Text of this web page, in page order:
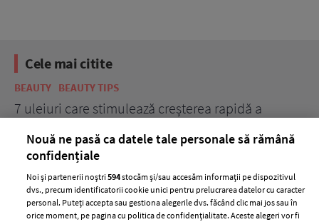
Cele mai citite
BEAUTY BEAUTY TIPS
7 uleiuri care stimulează creșterea rapidă a
Nouă ne pasă ca datele tale personale să rămână
confidențiale
Noi și partenerii noștri594stocăm și/sau accesăm informații pe dispozitivul
dvs., precum identificatorii cookie unici pentru prelucrarea datelor cu caracter
personal. Puteți accepta sau gestiona alegerile dvs. făcând clic mai jos sau în
orice moment, pe pagina cu politica de confidențialitate. Aceste alegeri vor fi